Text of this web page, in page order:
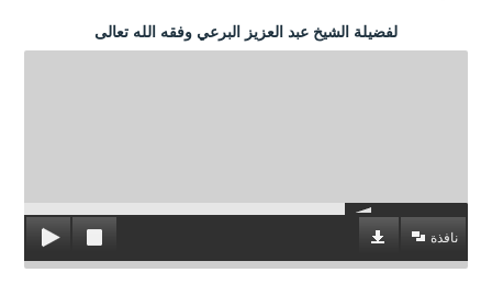
لفضيلة الشيخ عبد العزيز البرعي وفقه الله تعالى
نافذة